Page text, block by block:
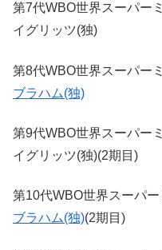
第7代WBO世界スーパ
イグリッツ(独)
第8代WBO世界スーパ
ブラハム(独)
第9代WBO世界スーパ
イグリッツ(独)(2期目)
第10代WBO世界スーパ
ブラハム(独)(2期目)